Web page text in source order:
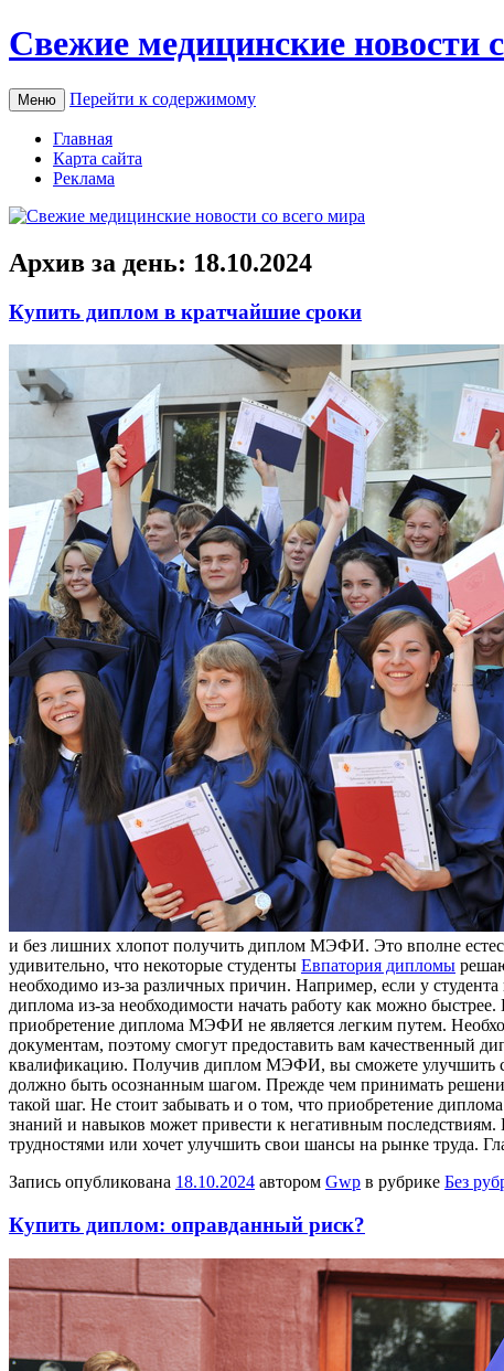
Свежие медицинские новости
Меню Перейти к содержимому
Главная
Карта сайта
Реклама
Архив за день: 18.10.2024
Купить диплом в кратчайшие сроки
и без лишних хлопот получить диплом МЭФИ. Это вполне
удивительно, что некоторые студенты Евпатория дипломы
необходимо из-за различных причин. Например, если у
диплома из-за необходимости начать работу как можно
приобретение диплома МЭФИ не является легким путем.
документам, поэтому смогут предоставить вам
квалификацию. Получив диплом МЭФИ, вы сможете улучшить
должно быть осознанным шагом. Прежде чем принимать
такой шаг. Не стоит забывать и о том, что приобретение
знаний и навыков может привести к негативным
трудностями или хочет улучшить свои шансы на рынке труда.
Запись опубликована 18.10.2024 автором Gwp в рубрике Без
Купить диплом: оправданный риск?